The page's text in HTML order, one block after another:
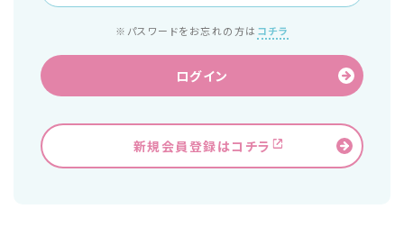
※パスワードをお忘れの方は コチラ
ログイン
新規会員登録はコチラ